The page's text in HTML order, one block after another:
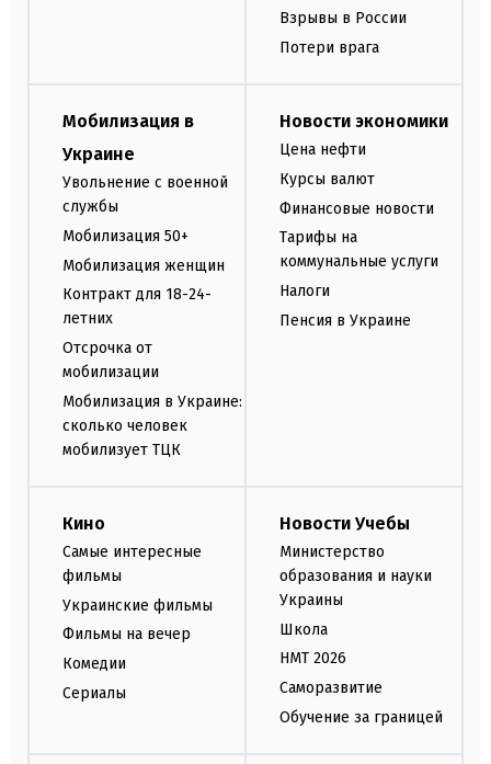
Взрывы в России
Потери врага
Мобилизация в
Украине
Увольнение с военной
службы
Мобилизация 50+
Мобилизация женщин
Контракт для 18-24-
летних
Отсрочка от
мобилизации
Мобилизация в Украине:
сколько человек
мобилизует ТЦК
Новости экономики
Цена нефти
Курсы валют
Финансовые новости
Тарифы на
коммунальные услуги
Налоги
Пенсия в Украине
Кино
Самые интересные
фильмы
Украинские фильмы
Фильмы на вечер
Комедии
Сериалы
Новости Учебы
Министерство
образования и науки
Украины
Школа
НМТ 2026
Саморазвитие
Обучение за границей